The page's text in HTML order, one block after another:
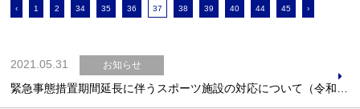
‹ 1 2 34 35 36 37 38 39 40 44 45 ›
2021.05.31 お知らせ